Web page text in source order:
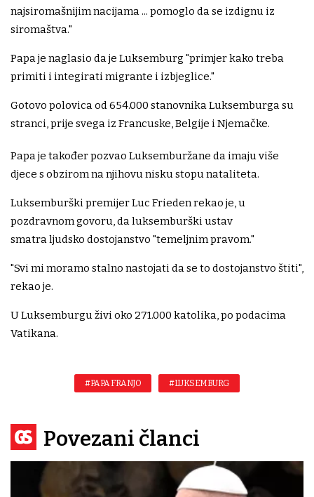
najsiromašnijim nacijama ... pomoglo da se izdignu iz
siromaštva."
Papa je naglasio da je Luksemburg "primjer kako treba
primiti i integirati migrante i izbjeglice."
Gotovo polovica od 654.000 stanovnika Luksemburga su
stranci, prije svega iz Francuske, Belgije i Njemačke.
Papa je također pozvao Luksemburžane da imaju više
djece s obzirom na njihovu nisku stopu nataliteta.
Luksemburški premijer Luc Frieden rekao je, u
pozdravnom govoru, da luksemburški ustav
smatra ljudsko dostojanstvo "temeljnim pravom."
"Svi mi moramo stalno nastojati da se to dostojanstvo štiti",
rekao je.
U Luksemburgu živi oko 271.000 katolika, po podacima
Vatikana.
#PAPA FRANJO #LUKSEMBURG
Povezani članci